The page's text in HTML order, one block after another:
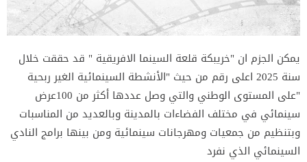
يمكن الجزم ان "خريبكة قلعة السينما الافريقية " قد حققت خلال
سنة 2025 اعلى رقم من حيث "الأنشطة السينمائية الغير ربحية
"على المستوى الوطني والتي وصل عددها أكثر من 100عرض
سينمائي في مختلف الفضاءات بالمدينة وبالعديد من المناسبات
وبتنظيم من جمعيات ومهرجانات سينمائية ومن بينها برامج النادي
السينمائي الذي نفرد